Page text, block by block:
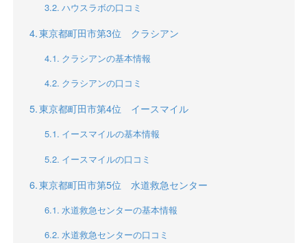
ハウスラボの口コミ
東京都町田市第3位 クラシアン
クラシアンの基本情報
クラシアンの口コミ
東京都町田市第4位 イースマイル
イースマイルの基本情報
イースマイルの口コミ
東京都町田市第5位 水道救急センター
水道救急センターの基本情報
水道救急センターの口コミ